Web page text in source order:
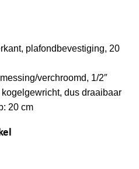
plafondbevestiging, 20
verchroomd, 1/2″
dus draaibaar
20 cm